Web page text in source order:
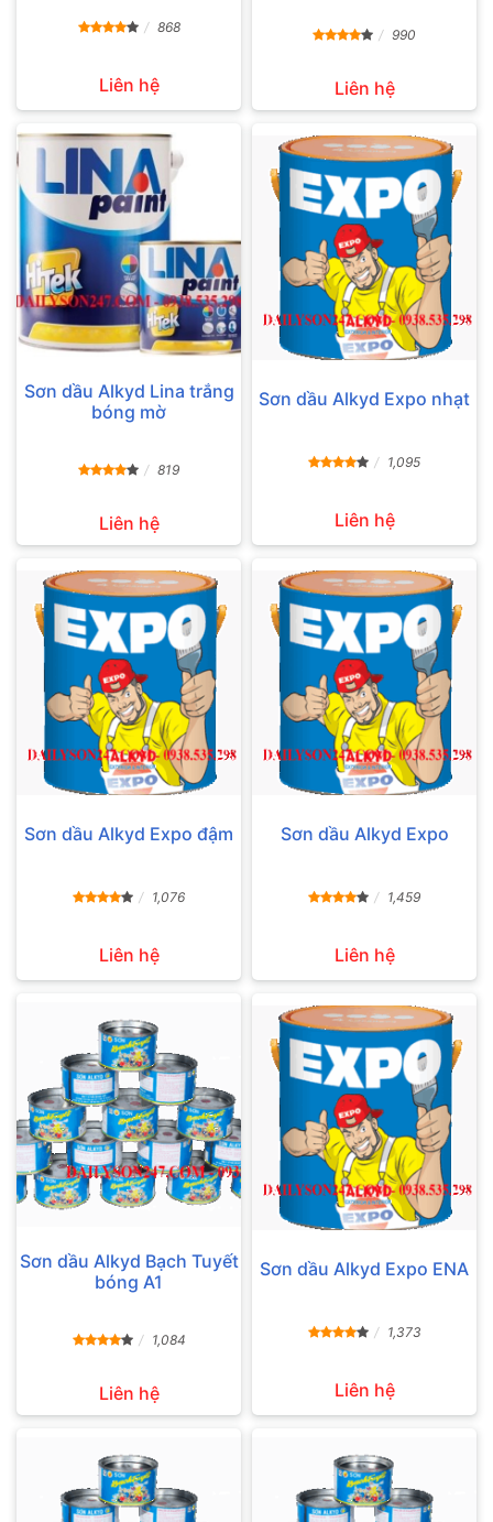
868
Liên hệ
990
Liên hệ
Sơn dầu Alkyd Lina trắng
bóng mờ
819
Liên hệ
Sơn dầu Alkyd Expo nhạt
1,095
Liên hệ
Sơn dầu Alkyd Expo đậm
1,076
Liên hệ
Sơn dầu Alkyd Expo
1,459
Liên hệ
Sơn dầu Alkyd Bạch Tuyết
bóng A1
1,084
Liên hệ
Sơn dầu Alkyd Expo ENA
1,373
Liên hệ